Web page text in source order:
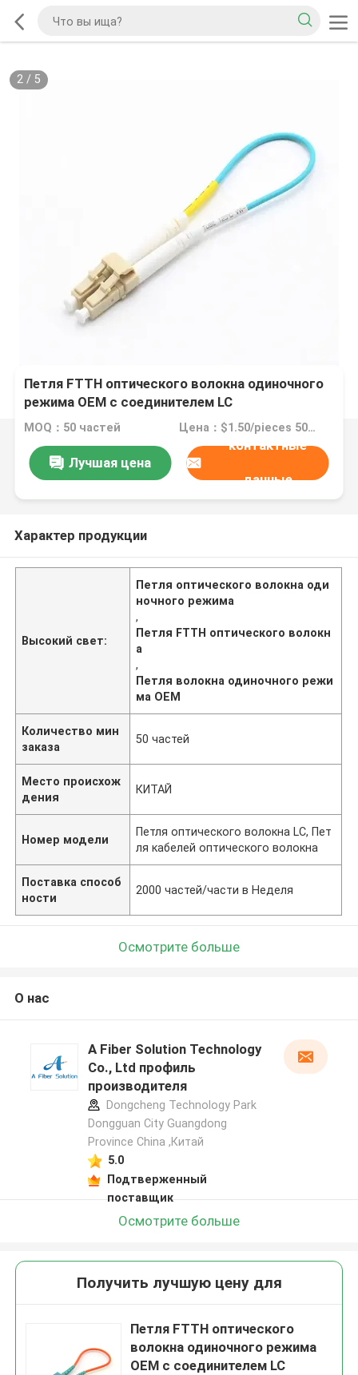
2/ 5
Петля FTTH оптического волокна одиночного
режима OEM с соединителем LC
MOQ：50 частей Цена：$1.50/pieces 50-499 pieces
Лучшая цена
контактные
данные
Характер продукции
Высокий свет:
Петля оптического волокна оди
ночного режима
,
Петля FTTH оптического волокн
а
,
Петля волокна одиночного режи
ма OEM
Количество мин
заказа
50 частей
Место происхож
дения
КИТАЙ
Номер модели
Петля оптического волокна LC, Пет
ля кабелей оптического волокна
Поставка способ
ности
2000 частей/части в Неделя
Осмотрите больше
О нас
A Fiber Solution Technology
Co., Ltd профиль
производителя
Dongcheng Technology Park
Dongguan City Guangdong
Province China ,Китай
5.0
Подтверженный
поставщик
Осмотрите больше
Получить лучшую цену для
Петля FTTH оптического
волокна одиночного режима
OEM с соединителем LC